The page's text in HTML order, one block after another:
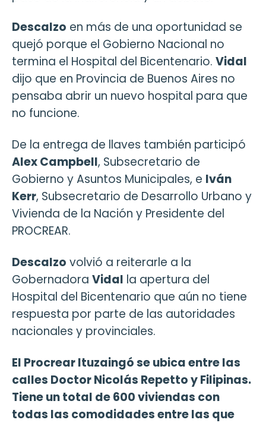
Descalzo en más de una oportunidad se
quejó porque el Gobierno Nacional no
termina el Hospital del Bicentenario. Vidal
dijo que en Provincia de Buenos Aires no
pensaba abrir un nuevo hospital para que
no funcione.
De la entrega de llaves también participó
Alex Campbell, Subsecretario de
Gobierno y Asuntos Municipales, e Iván
Kerr, Subsecretario de Desarrollo Urbano y
Vivienda de la Nación y Presidente del
PROCREAR.
Descalzo volvió a reiterarle a la
Gobernadora Vidal la apertura del
Hospital del Bicentenario que aún no tiene
respuesta por parte de las autoridades
nacionales y provinciales.
El Procrear Ituzaingó se ubica entre las
calles Doctor Nicolás Repetto y Filipinas.
Tiene un total de 600 viviendas con
todas las comodidades entre las que